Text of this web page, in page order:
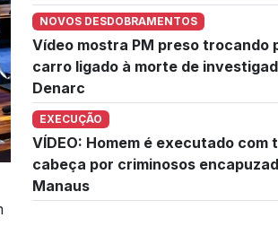
NOVOS DESDOBRAMENTOS
Vídeo mostra PM preso trocando
carro ligado à morte de
Denarc
EXECUÇÃO
VÍDEO: Homem é executado com
cabeça por criminosos
Manaus